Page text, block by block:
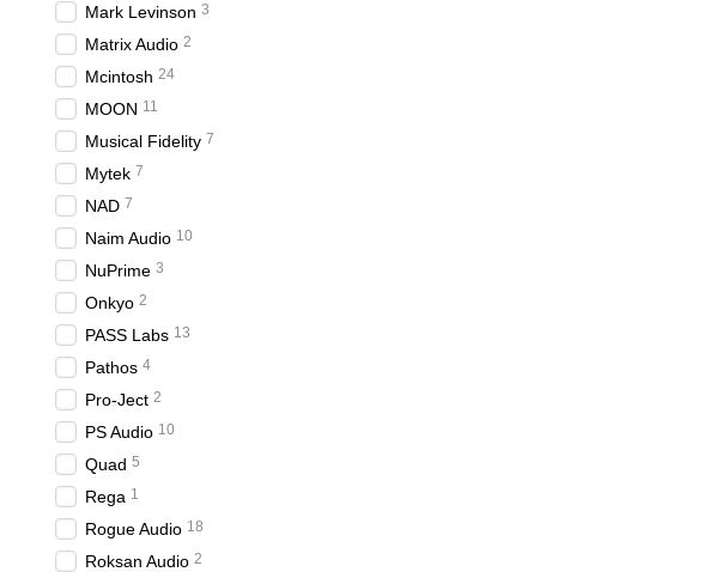
Mark Levinson 3
Matrix Audio 2
Mcintosh 24
MOON 11
Musical Fidelity 7
Mytek 7
NAD 7
Naim Audio 10
NuPrime 3
Onkyo 2
PASS Labs 13
Pathos 4
Pro-Ject 2
PS Audio 10
Quad 5
Rega 1
Rogue Audio 18
Roksan Audio 2